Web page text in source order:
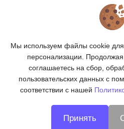
ПОДПИСКА
Интернет-магазин
Мы используем файлы cookie
персонализации. Продолжая
соглашаетесь на сбор,
пользовательских данных с
соответствии с нашей
Принять